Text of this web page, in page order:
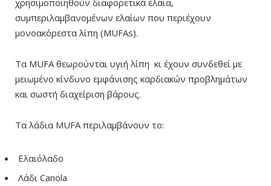
συμπεριλαμβανομένων ελαίων που περιέχουν
μονοακόρεστα λίπη (MUFAs).
Τα MUFA θεωρούνται υγιή λίπη κι έχουν συνδεθεί με
μειωμένο κίνδυνο εμφάνισης καρδιακών προβλημάτων
και σωστή διαχείριση βάρους.
Τα λάδια MUFA περιλαμβάνουν το:
Ελαιόλαδο
Λάδι Canola